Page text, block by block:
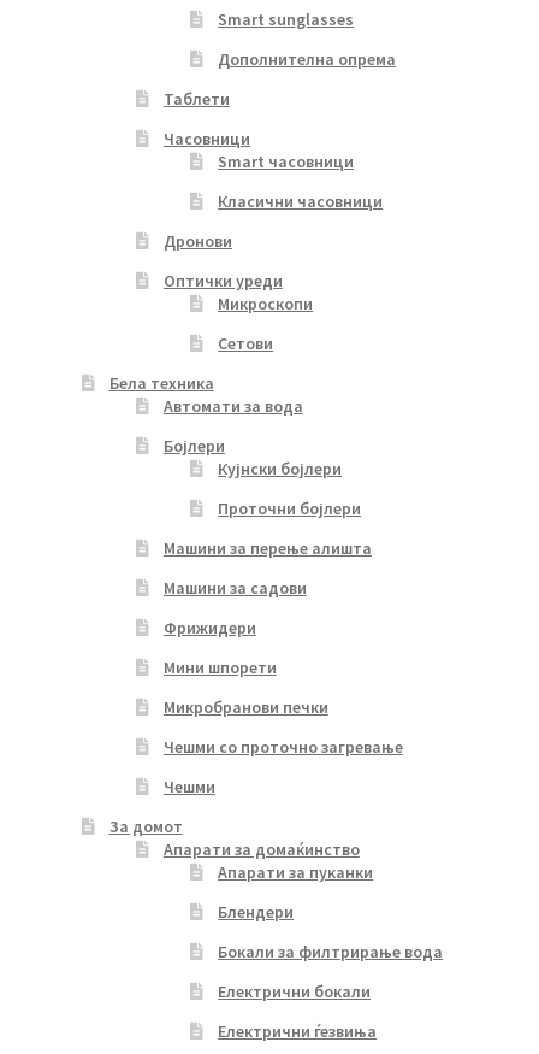
Smart sunglasses
Дополнителна опрема
Таблети
Часовници
Smart часовници
Класични часовници
Дронови
Оптички уреди
Микроскопи
Сетови
Бела техника
Автомати за вода
Бојлери
Кујнски бојлери
Проточни бојлери
Машини за перење алишта
Машини за садови
Фрижидери
Мини шпорети
Микробранови печки
Чешми со проточно загревање
Чешми
За домот
Апарати за домаќинство
Апарати за пуканки
Блендери
Бокали за филтрирање вода
Електрични бокали
Електрични ѓезвиња